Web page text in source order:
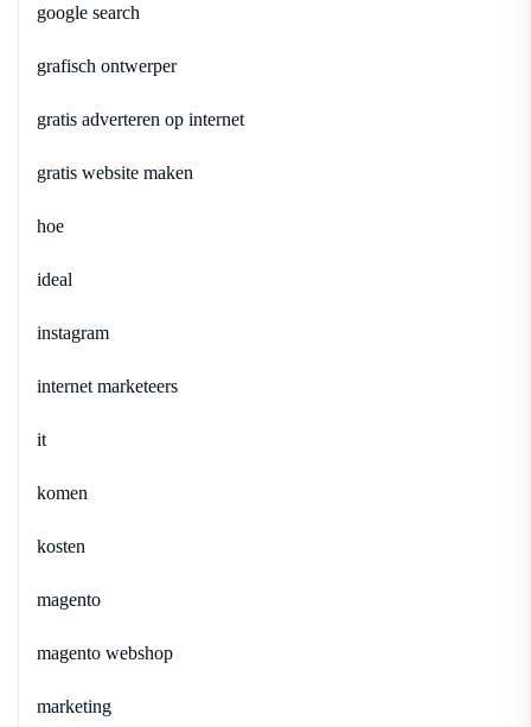
google search
grafisch ontwerper
gratis adverteren op internet
gratis website maken
hoe
ideal
instagram
internet marketeers
it
komen
kosten
magento
magento webshop
marketing